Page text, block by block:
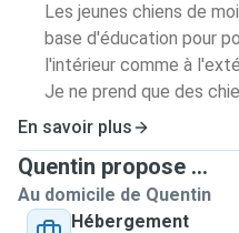
Les jeunes chiens de
base d'éducation pour
l'intérieur comme à
Je ne prend que des
géant, car mon chien
plus petits.
En savoir plus
Quentin propose ...
Au domicile de Quentin
Hébergement